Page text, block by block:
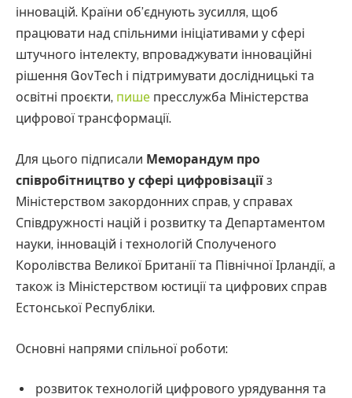
інновацій. Країни об’єднують зусилля, щоб
працювати над спільними ініціативами у сфері
штучного інтелекту, впроваджувати інноваційні
рішення GovTech і підтримувати дослідницькі та
освітні проєкти, пише пресслужба Міністерства
цифрової трансформації.
Для цього підписали Меморандум про
співробітництво у сфері цифровізації з
Міністерством закордонних справ, у справах
Співдружності націй і розвитку та Департаментом
науки, інновацій і технологій Сполученого
Королівства Великої Британії та Північної Ірландії, а
також із Міністерством юстиції та цифрових справ
Естонської Республіки.
Основні напрями спільної роботи:
розвиток технологій цифрового урядування та